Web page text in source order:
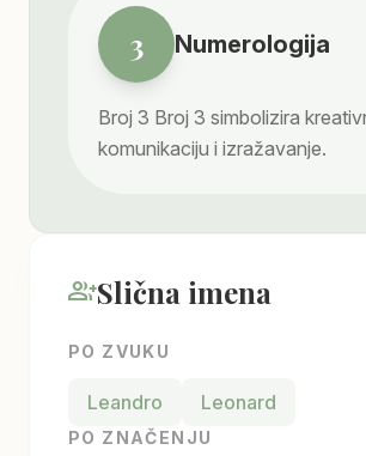
3 Numerologija
Broj 3 Broj 3 simbolizira
komunikaciju i izražavanje.
group_addSlična imena
PO ZVUKU
Leandro Leonard
PO ZNAČENJU